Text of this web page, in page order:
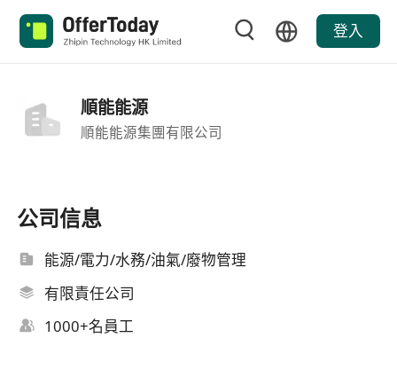
登入
順能能源
順能能源集團有限公司
公司信息
能源/電力/水務/油氣/廢物管理
有限責任公司
1000+名員工